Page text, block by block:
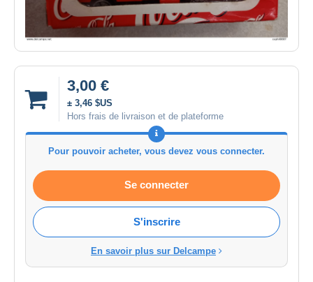
3,00 €
± 3,46 $US
Hors frais de livraison et de plateforme
Pour pouvoir acheter, vous devez vous connecter.
Se connecter
S'inscrire
En savoir plus sur Delcampe